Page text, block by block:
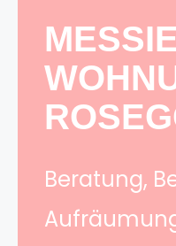
MESSIE
Beratung,